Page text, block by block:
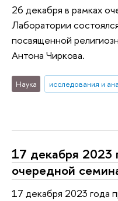
26 декабря в рамках
Лаборатории
посвященной
Антона Чиркова.
Наука исследования и
17 декабря 2023
очередной
17 декабря 2023 года